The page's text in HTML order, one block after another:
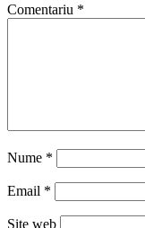
Comentariu *
Nume *
Email *
Site web